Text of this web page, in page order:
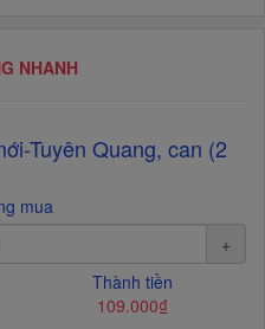
NHANH
Tuyên Quang, can (2
mua
+
Thành tiền
109.000₫